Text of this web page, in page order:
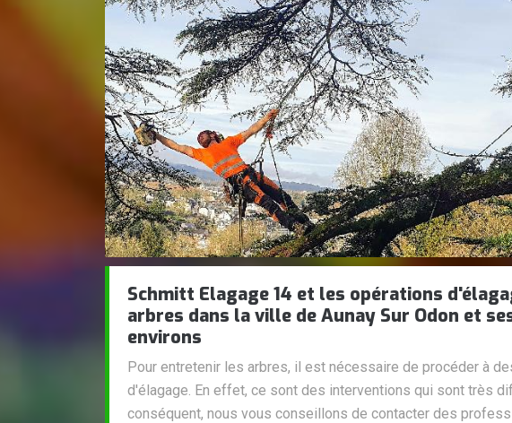
Schmitt Elagage 14 et les opérations
arbres dans la ville de Aunay Sur Odon et
environs
Pour entretenir les arbres, il est nécessaire de procéder à
d'élagage. En effet, ce sont des interventions qui sont très
conséquent, nous vous conseillons de contacter des